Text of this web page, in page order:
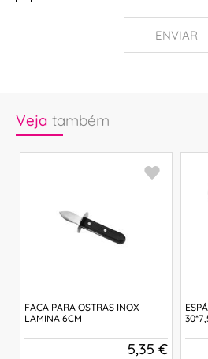
ENVIAR
Veja também
FACA PARA OSTRAS INOX
LAMINA 6CM
5,35 €